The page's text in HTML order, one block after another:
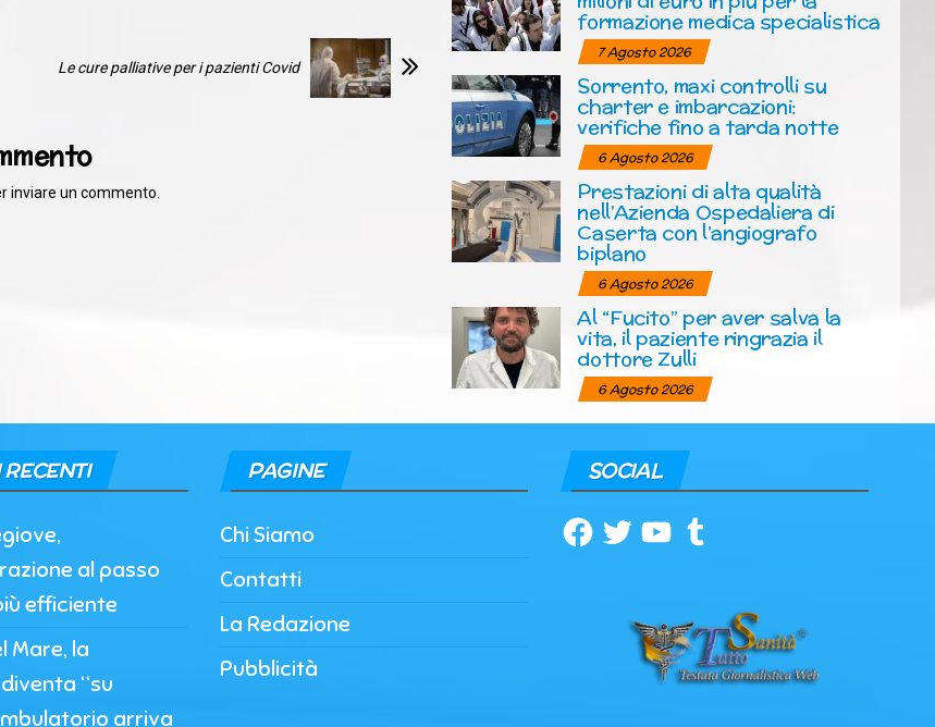
Le cure palliative per i pazienti Covid
inviare un commento.
formazione medica specialistica
7 Agosto 2026
Sorrento, maxi controlli su
charter e imbarcazioni:
verifiche fino a tarda notte
6 Agosto 2026
Prestazioni di alta qualità
nell’Azienda Ospedaliera di
Caserta con l’angiografo
biplano
6 Agosto 2026
Al “Fucito” per aver salva la
vita, il paziente ringrazia il
dottore Zulli
6 Agosto 2026
al passo
efficiente
Mare, la
“su
arriva
PAGINE
Chi Siamo
Contatti
La Redazione
Pubblicità
SOCIAL
Facebook
TwitterYouTubeTumblr